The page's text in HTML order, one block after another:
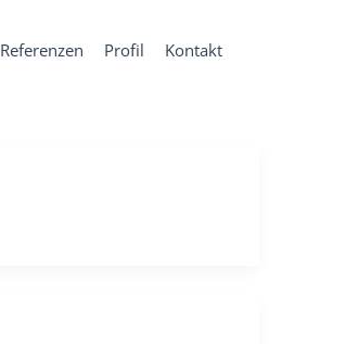
Referenzen Profil Kontakt